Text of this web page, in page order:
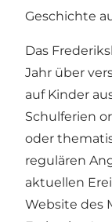
Geschichte
Das
Jahr über
auf Kinder
Schulferien
oder
regulären
aktuellen
Website des